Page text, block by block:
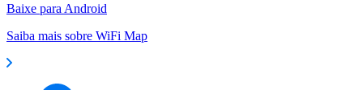
Baixe para Android
Saiba mais sobre WiFi Map